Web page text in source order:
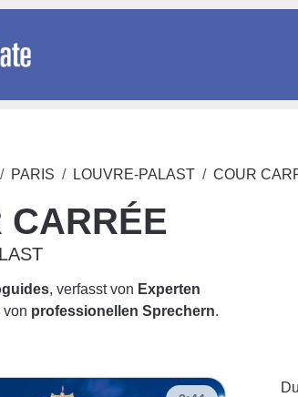
PARIS LOUVRE-PALAST COUR
CARRÉE
, verfasst von Experten
von professionellen Sprechern.